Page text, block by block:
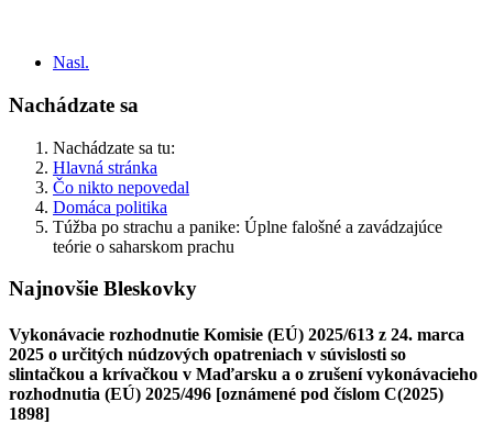
Nasl.
Nachádzate sa
Nachádzate sa tu:
Hlavná stránka
Čo nikto nepovedal
Domáca politika
Túžba po strachu a panike: Úplne falošné a zavádzajúce
teórie o saharskom prachu
Najnovšie Bleskovky
Vykonávacie rozhodnutie Komisie (EÚ) 2025/613 z 24. marca
2025 o určitých núdzových opatreniach v súvislosti so
slintačkou a krívačkou v Maďarsku a o zrušení vykonávacieho
rozhodnutia (EÚ) 2025/496 [oznámené pod číslom C(2025)
1898]